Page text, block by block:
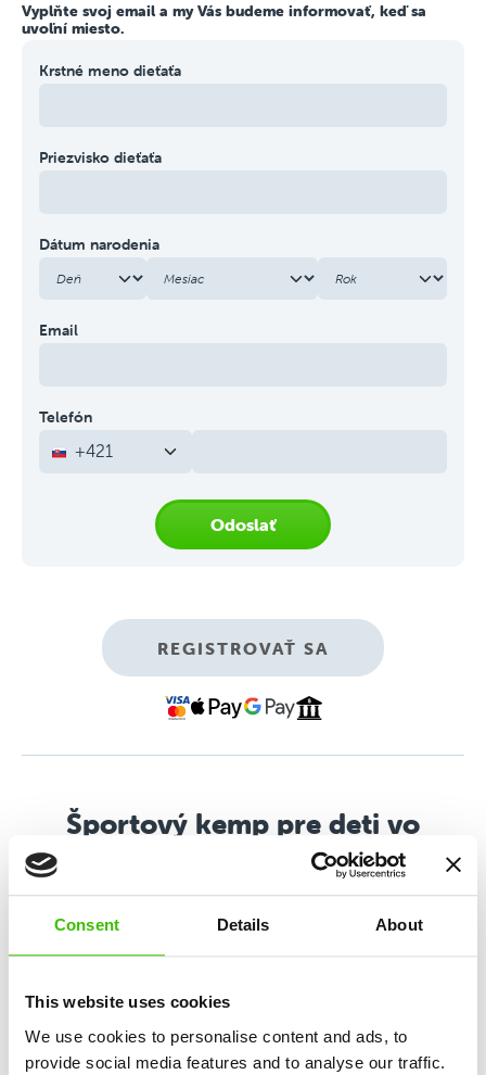
Consent Details About
This website uses cookies
We use cookies to personalise content and ads, to
provide social media features and to analyse our traffic.
Vyplňte svoj email a my Vás budeme informovať, keď sa
uvoľní miesto.
Krstné meno dieťaťa
Priezvisko dieťaťa
Dátum narodenia
Email
Telefón
+421
Odoslať
REGISTROVAŤ SA
Športový kemp pre deti vo
veku 4–11 rokov
vnútorným programom zameraným na komplexný
športový a osobnostný rozvoj.
Tréning zručností a športov